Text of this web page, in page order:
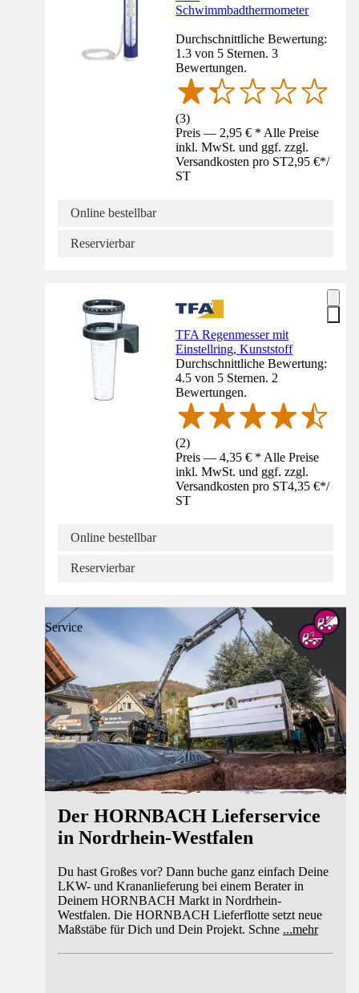
Schwimmbadthermometer
Durchschnittliche Bewertung:
1.3 von 5 Sternen. 3
Bewertungen.
(3)
Preis — 2,95 € * Alle Preise
inkl. MwSt. und ggf. zzgl.
Versandkosten pro ST2,95 €*/
ST
Online bestellbar
Reservierbar
TFA Regenmesser mit
Einstellring, Kunststoff
Durchschnittliche Bewertung:
4.5 von 5 Sternen. 2
Bewertungen.
(2)
Preis — 4,35 € * Alle Preise
inkl. MwSt. und ggf. zzgl.
Versandkosten pro ST4,35 €*/
ST
Online bestellbar
Reservierbar
Service
Der HORNBACH Lieferservice
in Nordrhein-Westfalen
Du hast Großes vor? Dann buche ganz einfach Deine
LKW- und Krananlieferung bei einem Berater in
Deinem HORNBACH Markt in Nordrhein-
Westfalen. Die HORNBACH Lieferflotte setzt neue
Maßstäbe für Dich und Dein Projekt. Schne ...mehr